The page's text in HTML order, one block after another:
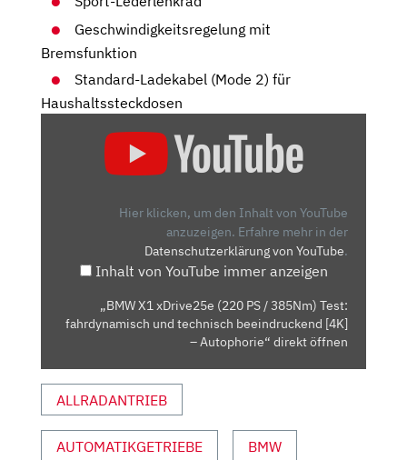
Geschwindigkeitsregelung mit
Bremsfunktion
Standard-Ladekabel (Mode 2) für
Haushaltssteckdosen
XDRIVE25E
FAHRDYNAMISCH
UND
[4K]
AUTOPHORIE“
VON
Hier klicken, um den Inhalt von YouTube
anzuzeigen. Erfahre mehr in der
Datenschutzerklärung von YouTube.
Inhalt von YouTube immer anzeigen
„BMW X1 xDrive25e (220 PS / 385Nm) Test:
fahrdynamisch und technisch beeindruckend [4K]
– Autophorie“ direkt öffnen
ALLRADANTRIEB
AUTOMATIKGETRIEBE BMW